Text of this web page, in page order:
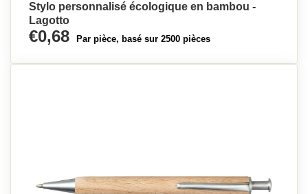
Stylo personnalisé écologique en bambou -
Lagotto
€0,68 Par pièce, basé sur 2500 pièces